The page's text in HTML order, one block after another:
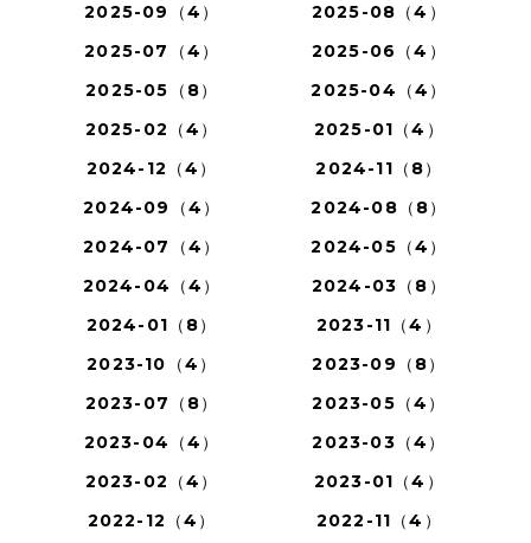
2025-09（4）
2025-08（4）
2025-07（4）
2025-06（4）
2025-05（8）
2025-04（4）
2025-02（4）
2025-01（4）
2024-12（4）
2024-11（8）
2024-09（4）
2024-08（8）
2024-07（4）
2024-05（4）
2024-04（4）
2024-03（8）
2024-01（8）
2023-11（4）
2023-10（4）
2023-09（8）
2023-07（8）
2023-05（4）
2023-04（4）
2023-03（4）
2023-02（4）
2023-01（4）
2022-12（4）
2022-11（4）